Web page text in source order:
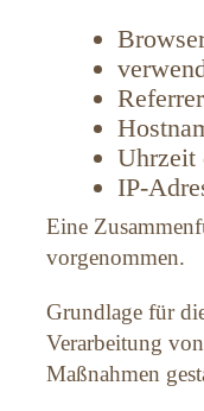
Uhrzeit
IP-
Eine
vorgenommen.
Grundlage für
Verarbeitung
Maßnahmen